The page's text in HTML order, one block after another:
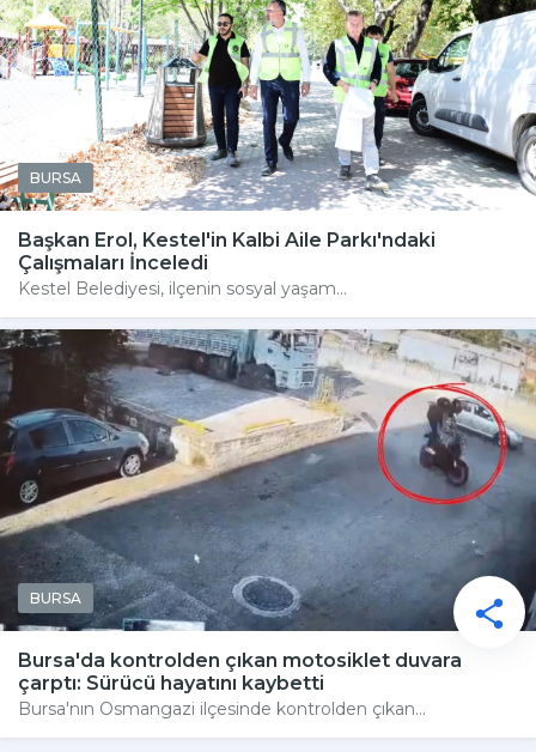
BURSA
Başkan Erol, Kestel'in Kalbi Aile Parkı'ndaki
Çalışmaları İnceledi
Kestel Belediyesi, ilçenin sosyal yaşam...
BURSA
Bursa'da kontrolden çıkan motosiklet duvara
çarptı: Sürücü hayatını kaybetti
Bursa'nın Osmangazi ilçesinde kontrolden çıkan...